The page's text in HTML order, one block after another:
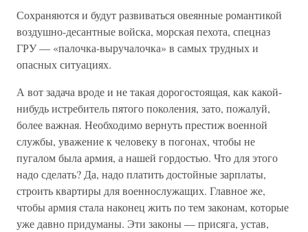
Сохраняются и будут развиваться овеянные романтикой
воздушно-десантные войска, морская пехота, спецназ
ГРУ — «палочка-выручалочка» в самых трудных и
опасных ситуациях.
А вот задача вроде и не такая дорогостоящая, как какой-
нибудь истребитель пятого поколения, зато, пожалуй,
более важная. Необходимо вернуть престиж военной
службы, уважение к человеку в погонах, чтобы не
пугалом была армия, а нашей гордостью. Что для этого
надо сделать? Да, надо платить достойные зарплаты,
строить квартиры для военнослужащих. Главное же,
чтобы армия стала наконец жить по тем законам, которые
уже давно придуманы. Эти законы — присяга, устав,